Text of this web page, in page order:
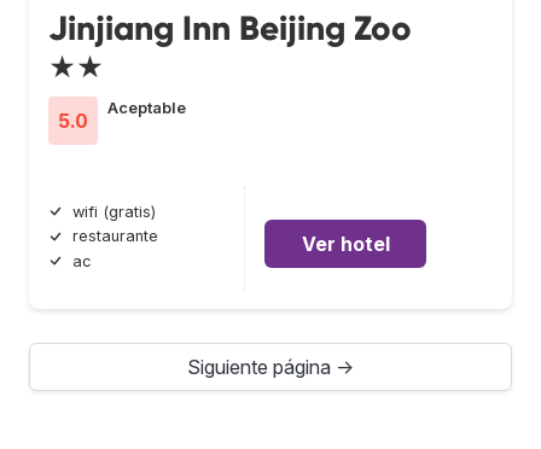
Jinjiang Inn Beijing Zoo
★★
5.0
Aceptable
wifi (gratis)
restaurante
ac
Ver hotel
Siguiente página →